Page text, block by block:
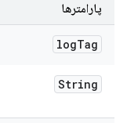
پارامترها
logTag
String